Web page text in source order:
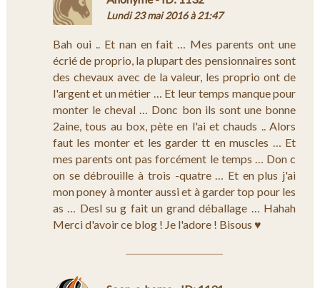
Lundi 23 mai 2016 à 21:47
Bah oui .. Et nan en fait … Mes parents ont une
écrié de proprio, la plupart des pensionnaires sont
des chevaux avec de la valeur, les proprio ont de
l'argent et un métier … Et leur temps manque pour
monter le cheval … Donc bon ils sont une bonne
2aine, tous au box, pète en l'ai et chauds .. Alors
faut les monter et les garder tt en muscles … Et
mes parents ont pas forcément le temps … Don c
on se débrouille à trois -quatre … Et en plus j'ai
mon poney à monter aussi et à garder top pour les
as … Desl su g fait un grand déballage … Hahah
Merci d'avoir ce blog ! Je l'adore ! Bisous ♥